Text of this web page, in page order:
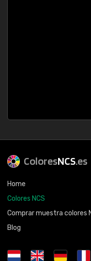
ColoresNCS.es
Home
Colores NCS
Comprar muestra colores
Blog